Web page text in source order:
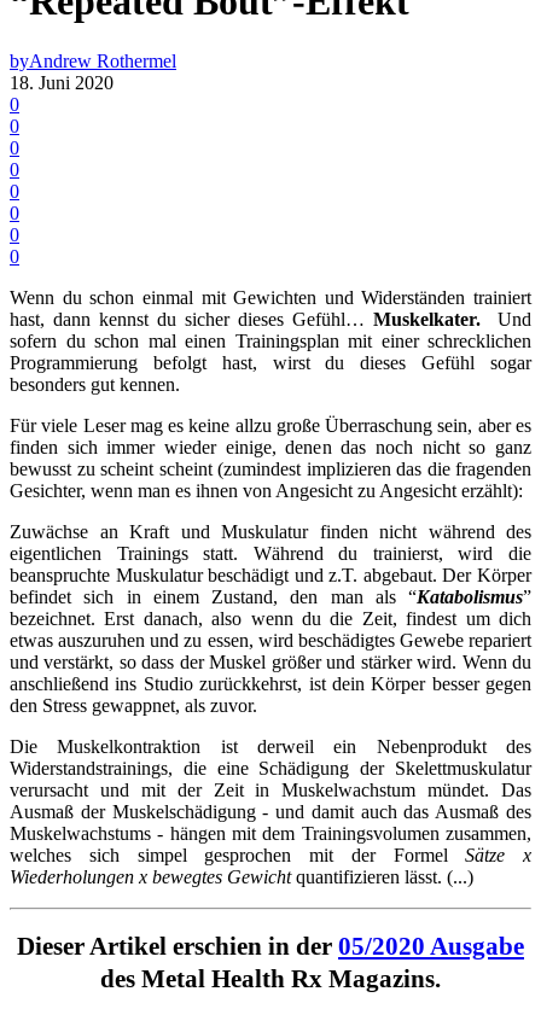
byAndrew Rothermel
18. Juni 2020
0
0
0
0
0
0
0
0
Wenn du schon einmal mit Gewichten und Widerständen trainiert
hast, dann kennst du sicher dieses Gefühl… Muskelkater. Und
sofern du schon mal einen Trainingsplan mit einer schrecklichen
Programmierung befolgt hast, wirst du dieses Gefühl sogar
besonders gut kennen.
Für viele Leser mag es keine allzu große Überraschung sein, aber es
finden sich immer wieder einige, denen das noch nicht so ganz
bewusst zu scheint scheint (zumindest implizieren das die fragenden
Gesichter, wenn man es ihnen von Angesicht zu Angesicht erzählt):
Zuwächse an Kraft und Muskulatur finden nicht während des
eigentlichen Trainings statt. Während du trainierst, wird die
beanspruchte Muskulatur beschädigt und z.T. abgebaut. Der Körper
befindet sich in einem Zustand, den man als “Katabolismus”
bezeichnet. Erst danach, also wenn du die Zeit, findest um dich
etwas auszuruhen und zu essen, wird beschädigtes Gewebe repariert
und verstärkt, so dass der Muskel größer und stärker wird. Wenn du
anschließend ins Studio zurückkehrst, ist dein Körper besser gegen
den Stress gewappnet, als zuvor.
Die Muskelkontraktion ist derweil ein Nebenprodukt des
Widerstandstrainings, die eine Schädigung der Skelettmuskulatur
verursacht und mit der Zeit in Muskelwachstum mündet. Das
Ausmaß der Muskelschädigung - und damit auch das Ausmaß des
Muskelwachstums - hängen mit dem Trainingsvolumen zusammen,
welches sich simpel gesprochen mit der FormelSätze x
Wiederholungen x bewegtes Gewichtquantifizieren lässt. (...)
Dieser Artikel erschien in der 05/2020 Ausgabe
des Metal Health Rx Magazins.